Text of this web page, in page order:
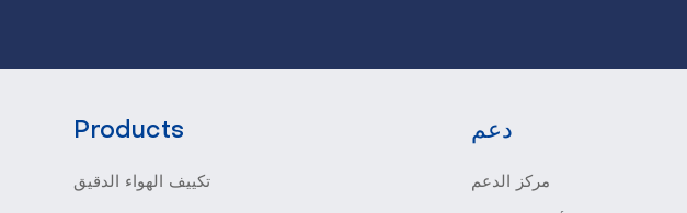
Products
تكييف الهواء الدقيق
دعم
مركز الدعم